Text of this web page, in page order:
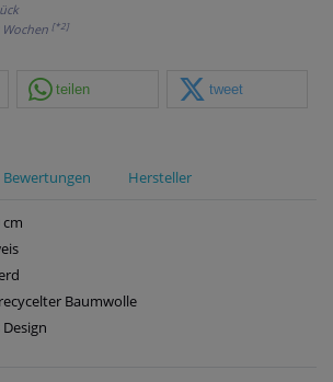
[*2]
teilen tweet
Bewertungen Hersteller
cm
Baumwolle